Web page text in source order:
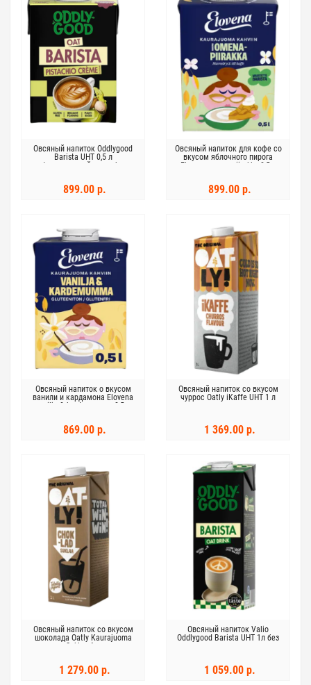
Овсяный напиток Oddlygood
Barista UHT 0,5 л
фисташковый крем без
899.00 р.
Овсяный напиток для кофе со
вкусом яблочного пирога
Elovena omenapiirakka 0,5 л
899.00 р.
Овсяный напиток о вкусом
ванили и кардамона Elovena
vanilja & kardemumma 0,5 л
869.00 р.
Овсяный напиток со вкусом
чуррос Oatly iKaffe UHT 1 л
1 369.00 р.
Овсяный напиток со вкусом
шоколада Oatly Kaurajuoma
Suklaa 1 л
1 279.00 р.
Овсяный напиток Valio
Oddlygood Barista UHT 1л без
1 059.00 р.